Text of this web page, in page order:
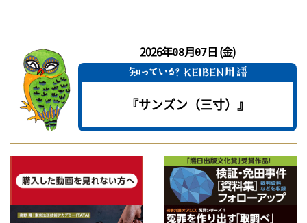
2026年08月07日 (金)
『サンズン（三寸）』